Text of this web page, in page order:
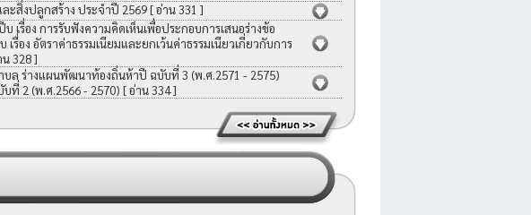
ะสิ่งปลูกสร้าง ประจำปี 2569[ อ่าน 331 ]
เรื่อง การรับฟังความคิดเห็นเพื่อประกอบการเสนอร่างข้อ
อง อัตราค่าธรรมเนียมและยกเว้นค่าธรรมเนียวเกี่ยวกับการ
328 ]
ล ร่างแผนพัฒนาท้องถิ่นห้าปี ฉบับที่ 3 (พ.ศ.2571 - 2575)
2 (พ.ศ.2566 - 2570) [ อ่าน 334 ]